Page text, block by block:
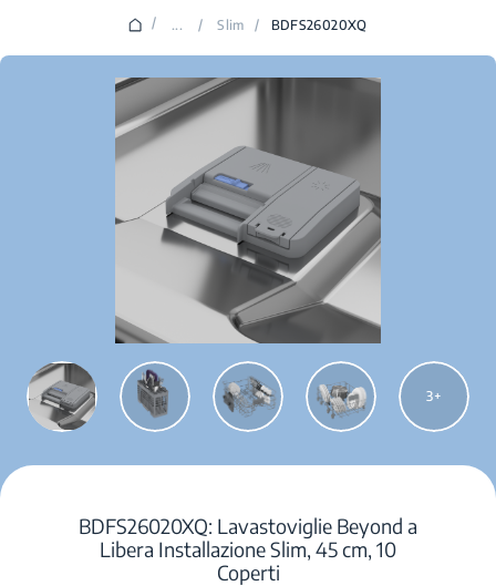
/ ... / Slim / BDFS26020XQ
3
BDFS26020XQ: Lavastoviglie Beyond a
Libera Installazione Slim, 45 cm, 10
Coperti